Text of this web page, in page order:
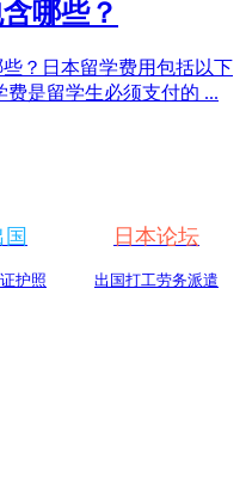
哪些？
？日本留学费用包括以下
是留学生必须支付的 ...
国
护照
日本论坛
出国打工劳务派遣